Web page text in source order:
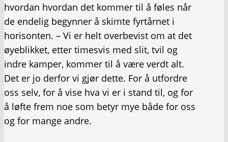
hvordan hvordan det kommer til å føles når
de endelig begynner å skimte fyrtårnet i
horisonten. – Vi er helt overbevist om at det
øyeblikket, etter timesvis med slit, tvil og
indre kamper, kommer til å være verdt alt.
Det er jo derfor vi gjør dette. For å utfordre
oss selv, for å vise hva vi er i stand til, og for
å løfte frem noe som betyr mye både for oss
og for mange andre.